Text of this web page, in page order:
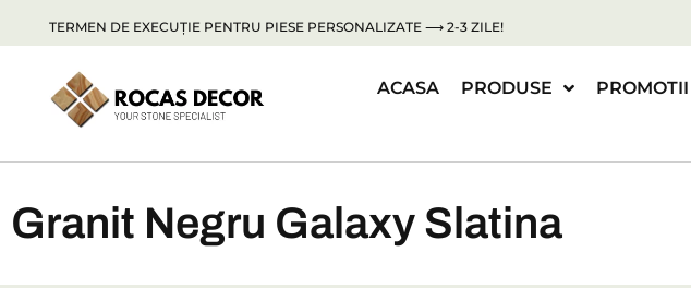
TERMEN DE EXECUȚIE PENTRU PIESE PERSONALIZATE ⟶ 2-3 ZILE!
ACASA PRODUSE PROMOTII
Granit Negru Galaxy Slatina